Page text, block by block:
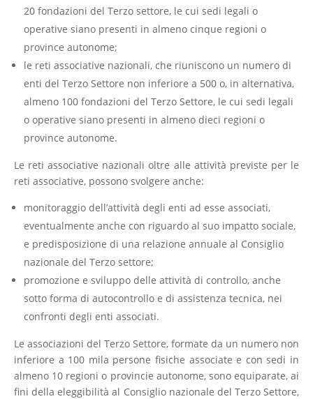
20 fondazioni del Terzo settore, le cui sedi legali o
operative siano presenti in almeno cinque regioni o
province autonome;
le reti associative nazionali, che riuniscono un numero di
enti del Terzo Settore non inferiore a 500 o, in alternativa,
almeno 100 fondazioni del Terzo Settore, le cui sedi legali
o operative siano presenti in almeno dieci regioni o
province autonome.
Le reti associative nazionali oltre alle attività previste per le
reti associative, possono svolgere anche:
monitoraggio dell’attività degli enti ad esse associati,
eventualmente anche con riguardo al suo impatto sociale,
e predisposizione di una relazione annuale al Consiglio
nazionale del Terzo settore;
promozione e sviluppo delle attività di controllo, anche
sotto forma di autocontrollo e di assistenza tecnica, nei
confronti degli enti associati.
Le associazioni del Terzo Settore, formate da un numero non
inferiore a 100 mila persone fisiche associate e con sedi in
almeno 10 regioni o provincie autonome, sono equiparate, ai
fini della eleggibilità al Consiglio nazionale del Terzo Settore,